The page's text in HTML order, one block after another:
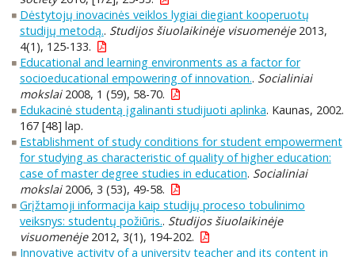
Dėstytojų inovacinės veiklos lygiai diegiant kooperuotų
studijų metodą.. Studijos šiuolaikinėje visuomenėje2013,
4(1), 125-133.
Educational and learning environments as a factor for
socioeducational empowering of innovation.. Socialiniai
mokslai2008, 1 (59), 58-70.
Edukacinė studentą įgalinanti studijuoti aplinka. Kaunas, 2002.
167 [48] lap.
Establishment of study conditions for student empowerment
for studying as characteristic of quality of higher education:
case of master degree studies in education. Socialiniai
mokslai2006, 3 (53), 49-58.
Grįžtamoji informacija kaip studijų proceso tobulinimo
veiksnys: studentų požiūris.. Studijos šiuolaikinėje
visuomenėje2012, 3(1), 194-202.
Innovative activity of a university teacher and its content in